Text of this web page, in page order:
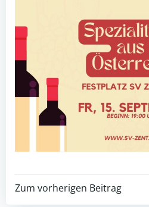
Post
Zum vorherigen Beitrag